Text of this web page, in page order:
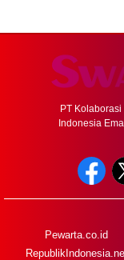
PT
Indonesia
Pewarta.co.id